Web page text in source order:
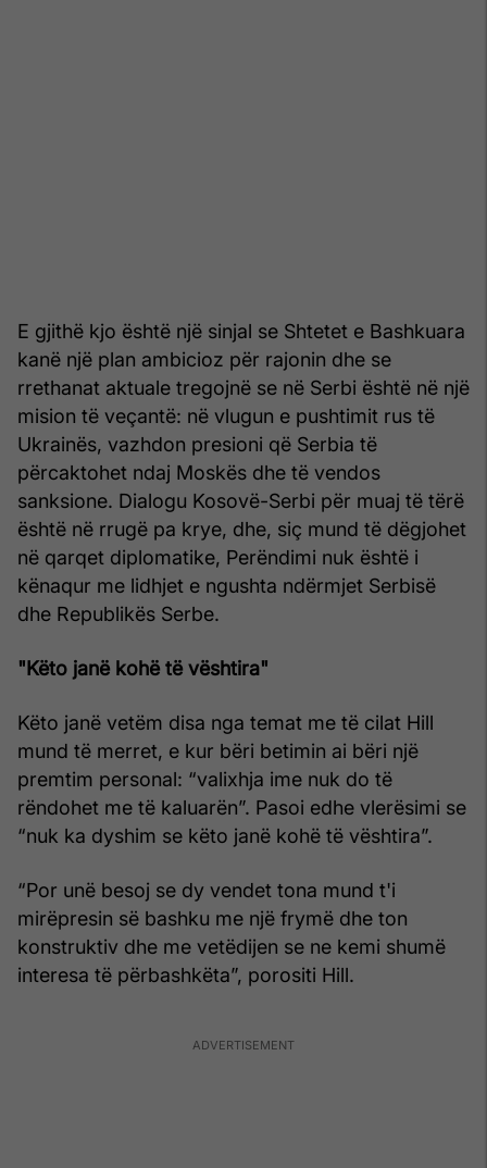
E gjithë kjo është një sinjal se Shtetet e Bashkuara
kanë një plan ambicioz për rajonin dhe se
rrethanat aktuale tregojnë se në Serbi është në një
mision të veçantë: në vlugun e pushtimit rus të
Ukrainës, vazhdon presioni që Serbia të
përcaktohet ndaj Moskës dhe të vendos
sanksione. Dialogu Kosovë-Serbi për muaj të tërë
është në rrugë pa krye, dhe, siç mund të dëgjohet
në qarqet diplomatike, Perëndimi nuk është i
kënaqur me lidhjet e ngushta ndërmjet Serbisë
dhe Republikës Serbe.
"Këto janë kohë të vështira"
Këto janë vetëm disa nga temat me të cilat Hill
mund të merret, e kur bëri betimin ai bëri një
premtim personal: “valixhja ime nuk do të
rëndohet me të kaluarën”. Pasoi edhe vlerësimi se
“nuk ka dyshim se këto janë kohë të vështira”.
“Por unë besoj se dy vendet tona mund t'i
mirëpresin së bashku me një frymë dhe ton
konstruktiv dhe me vetëdijen se ne kemi shumë
interesa të përbashkëta”, porositi Hill.